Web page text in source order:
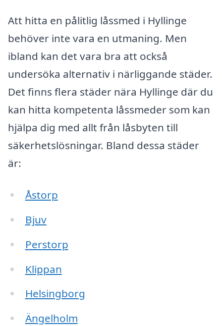
Att hitta en pålitlig låssmed i Hyllinge
behöver inte vara en utmaning. Men
ibland kan det vara bra att också
undersöka alternativ i närliggande städer.
Det finns flera städer nära Hyllinge där du
kan hitta kompetenta låssmeder som kan
hjälpa dig med allt från låsbyten till
säkerhetslösningar. Bland dessa städer
är:
Åstorp
Bjuv
Perstorp
Klippan
Helsingborg
Ängelholm